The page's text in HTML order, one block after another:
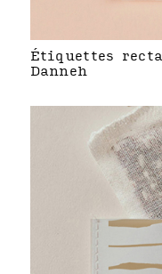
Étiquettes
Danneh